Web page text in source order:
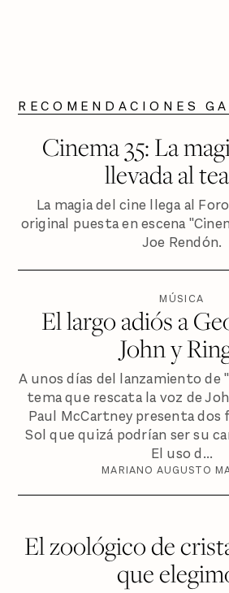
RECOMENDACIONES
Cinema 35: La
llevada al
La magia del cine llega al
original puesta en escena
Joe Rendón.
MÚSICA
El largo adiós a
John y
A unos días del lanzamiento de
tema que rescata la voz de
Paul McCartney presenta dos
Sol que quizá podrían ser su
El uso d...
MARIANO AUGUSTO
El zoológico de
que